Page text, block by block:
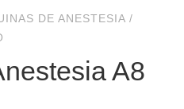
DE ANESTESIA /
A8